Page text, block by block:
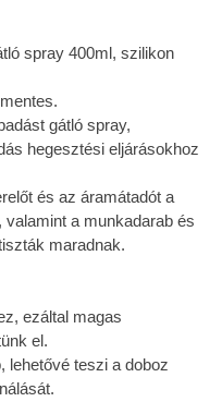
spray 400ml, szilikon
gátló spray,
hegesztési eljárásokhoz
és az áramátadót a
a munkadarab és
maradnak.
ezáltal magas
el.
lehetővé teszi a doboz